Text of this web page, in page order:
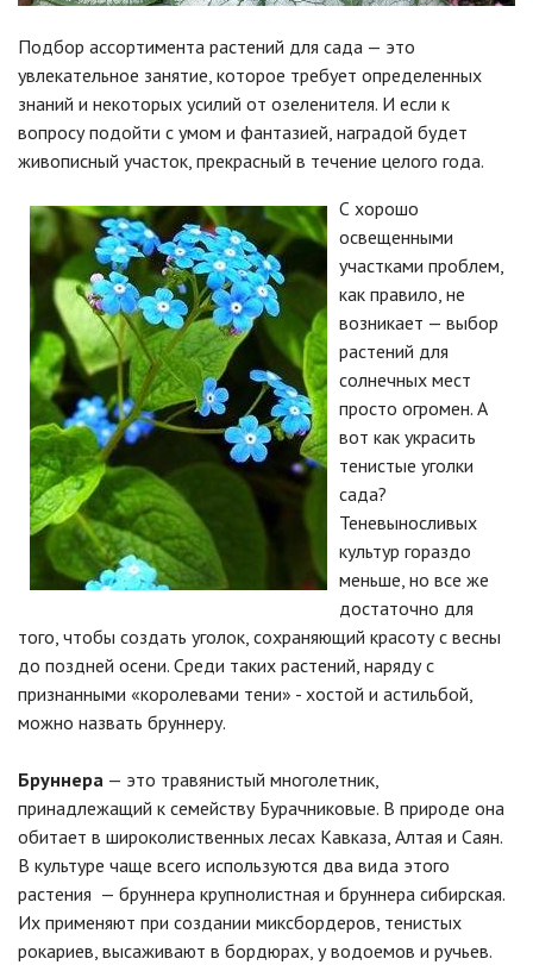
Подбор ассортимента растений для сада — это
увлекательное занятие, которое требует определенных
знаний и некоторых усилий от озеленителя. И если к
вопросу подойти с умом и фантазией, наградой будет
живописный участок, прекрасный в течение целого года.
С хорошо
освещенными
участками проблем,
как правило, не
возникает — выбор
растений для
солнечных мест
просто огромен. А
вот как украсить
тенистые уголки
сада?
Теневыносливых
культур гораздо
меньше, но все же
достаточно для
того, чтобы создать уголок, сохраняющий красоту с весны
до поздней осени. Среди таких растений, наряду с
признанными «королевами тени» - хостой и астильбой,
можно назвать бруннеру.
Бруннера — это травянистый многолетник,
принадлежащий к семейству Бурачниковые. В природе она
обитает в широколиственных лесах Кавказа, Алтая и Саян.
В культуре чаще всего используются два вида этого
растения — бруннера крупнолистная и бруннера сибирская.
Их применяют при создании миксбордеров, тенистых
рокариев, высаживают в бордюрах, у водоемов и ручьев.